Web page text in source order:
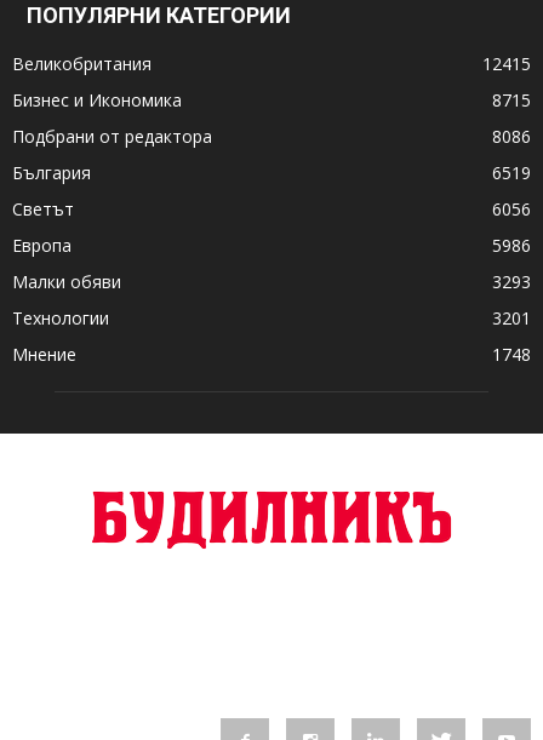
ПОПУЛЯРНИ КАТЕГОРИИ
Великобритания
12415
Бизнес и Икономика
8715
Подбрани от редактора
8086
България
6519
Светът
6056
Европа
5986
Малки обяви
3293
Технологии
3201
Мнение
1748